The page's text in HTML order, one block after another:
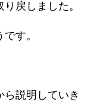
戻しました。
す。
説明していき